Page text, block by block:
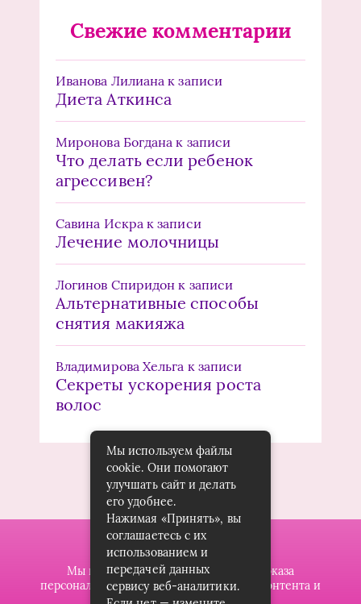
Свежие комментарии
Иванова Лилиана к записи
Диета Аткинса
Миронова Богдана к записи
Что делать если ребенок
агрессивен?
Савина Искра к записи
Лечение молочницы
Логинов Спиридон к записи
Альтернативные способы
снятия макияжа
Владимирова Хельга к записи
Секреты ускорения роста
волос
Мы используем файлы cookie для показа
персонализированной рекламы и/или контента и
анализа нашего трафика.
Мы используем файлы
cookie. Они помогают
улучшать сайт и делать
его удобнее.
Нажимая «Принять», вы
соглашаетесь с их
использованием и
передачей данных
сервису веб-аналитики.